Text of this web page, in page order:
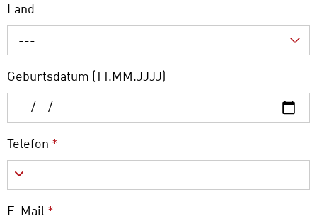
Land
---
Geburtsdatum (TT.MM.JJJJ)
Telefon *
E-Mail *